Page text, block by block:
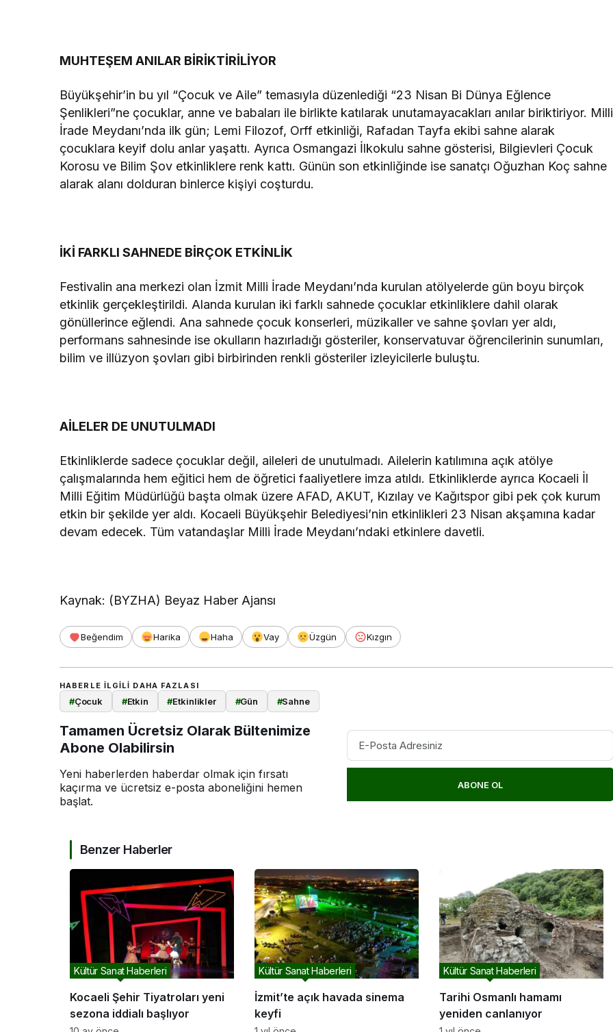
MUHTEŞEM ANILAR BİRİKTİRİLİYOR
Büyükşehir’in bu yıl “Çocuk ve Aile” temasıyla düzenlediği “23 Nisan Bi Dünya Eğlence
Şenlikleri”ne çocuklar, anne ve babaları ile birlikte katılarak unutamayacakları anılar biriktiriyor. Milli
İrade Meydanı’nda ilk gün; Lemi Filozof, Orff etkinliği, Rafadan Tayfa ekibi sahne alarak
çocuklara keyif dolu anlar yaşattı. Ayrıca Osmangazi İlkokulu sahne gösterisi, Bilgievleri Çocuk
Korosu ve Bilim Şov etkinliklere renk kattı. Günün son etkinliğinde ise sanatçı Oğuzhan Koç sahne
alarak alanı dolduran binlerce kişiyi coşturdu.
İKİ FARKLI SAHNEDE BİRÇOK ETKİNLİK
Festivalin ana merkezi olan İzmit Milli İrade Meydanı’nda kurulan atölyelerde gün boyu birçok
etkinlik gerçekleştirildi. Alanda kurulan iki farklı sahnede çocuklar etkinliklere dahil olarak
gönüllerince eğlendi. Ana sahnede çocuk konserleri, müzikaller ve sahne şovları yer aldı,
performans sahnesinde ise okulların hazırladığı gösteriler, konservatuvar öğrencilerinin sunumları,
bilim ve illüzyon şovları gibi birbirinden renkli gösteriler izleyicilerle buluştu.
AİLELER DE UNUTULMADI
Etkinliklerde sadece çocuklar değil, aileleri de unutulmadı. Ailelerin katılımına açık atölye
çalışmalarında hem eğitici hem de öğretici faaliyetlere imza atıldı. Etkinliklerde ayrıca Kocaeli İl
Milli Eğitim Müdürlüğü başta olmak üzere AFAD, AKUT, Kızılay ve Kağıtspor gibi pek çok kurum
etkin bir şekilde yer aldı. Kocaeli Büyükşehir Belediyesi’nin etkinlikleri 23 Nisan akşamına kadar
devam edecek. Tüm vatandaşlar Milli İrade Meydanı’ndaki etkinlere davetli.
Kaynak: (BYZHA) Beyaz Haber Ajansı
Beğendim Harika Haha Vay Üzgün Kızgın
HABERLE ILGILI DAHA FAZLASI
#Çocuk #Etkin #Etkinlikler #Gün #Sahne
Tamamen Ücretsiz Olarak Bültenimize
Abone Olabilirsin
Yeni haberlerden haberdar olmak için fırsatı
kaçırma ve ücretsiz e-posta aboneliğini hemen
başlat.
ABONE OL
Benzer Haberler
Kocaeli Şehir Tiyatroları yeni
sezona iddialı başlıyor
Kültür Sanat Haberleri
İzmit’te açık havada sinema
keyfi
Kültür Sanat Haberleri
Tarihi Osmanlı hamamı
yeniden canlanıyor
Kültür Sanat Haberleri